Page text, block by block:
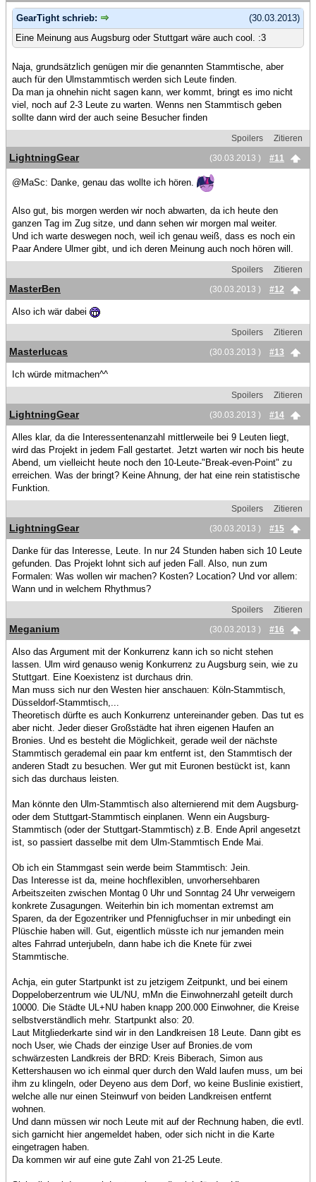
(30.03.2013)
GearTight schrieb:
Eine Meinung aus Augsburg oder Stuttgart wäre auch cool. :3
Naja, grundsätzlich genügen mir die genannten Stammtische, aber
auch für den Ulmstammtisch werden sich Leute finden.
Da man ja ohnehin nicht sagen kann, wer kommt, bringt es imo nicht
viel, noch auf 2-3 Leute zu warten. Wenns nen Stammtisch geben
sollte dann wird der auch seine Besucher finden
Spoilers
Zitieren
(30.03.2013 )
#11
LightningGear
@MaSc: Danke, genau das wollte ich hören.
Also gut, bis morgen werden wir noch abwarten, da ich heute den
ganzen Tag im Zug sitze, und dann sehen wir morgen mal weiter.
Und ich warte deswegen noch, weil ich genau weiß, dass es noch ein
Paar Andere Ulmer gibt, und ich deren Meinung auch noch hören will.
Spoilers
Zitieren
(30.03.2013 )
#12
MasterBen
Also ich wär dabei
Spoilers
Zitieren
(30.03.2013 )
#13
Masterlucas
Ich würde mitmachen^^
Spoilers
Zitieren
(30.03.2013 )
#14
LightningGear
Alles klar, da die Interessentenanzahl mittlerweile bei 9 Leuten liegt,
wird das Projekt in jedem Fall gestartet. Jetzt warten wir noch bis heute
Abend, um vielleicht heute noch den 10-Leute-"Break-even-Point" zu
erreichen. Was der bringt? Keine Ahnung, der hat eine rein statistische
Funktion.
Spoilers
Zitieren
(30.03.2013 )
#15
LightningGear
Danke für das Interesse, Leute. In nur 24 Stunden haben sich 10 Leute
gefunden. Das Projekt lohnt sich auf jeden Fall. Also, nun zum
Formalen: Was wollen wir machen? Kosten? Location? Und vor allem:
Wann und in welchem Rhythmus?
Spoilers
Zitieren
(30.03.2013 )
#16
Meganium
Also das Argument mit der Konkurrenz kann ich so nicht stehen
lassen. Ulm wird genauso wenig Konkurrenz zu Augsburg sein, wie zu
Stuttgart. Eine Koexistenz ist durchaus drin.
Man muss sich nur den Westen hier anschauen: Köln-Stammtisch,
Düsseldorf-Stammtisch,...
Theoretisch dürfte es auch Konkurrenz untereinander geben. Das tut es
aber nicht. Jeder dieser Großstädte hat ihren eigenen Haufen an
Bronies. Und es besteht die Möglichkeit, gerade weil der nächste
Stammtisch gerademal ein paar km entfernt ist, den Stammtisch der
anderen Stadt zu besuchen. Wer gut mit Euronen bestückt ist, kann
sich das durchaus leisten.
Man könnte den Ulm-Stammtisch also alternierend mit dem Augsburg-
oder dem Stuttgart-Stammtisch einplanen. Wenn ein Augsburg-
Stammtisch (oder der Stuttgart-Stammtisch) z.B. Ende April angesetzt
ist, so passiert dasselbe mit dem Ulm-Stammtisch Ende Mai.
Ob ich ein Stammgast sein werde beim Stammtisch: Jein.
Das Interesse ist da, meine hochflexiblen, unvorhersehbaren
Arbeitszeiten zwischen Montag 0 Uhr und Sonntag 24 Uhr verweigern
konkrete Zusagungen. Weiterhin bin ich momentan extremst am
Sparen, da der Egozentriker und Pfennigfuchser in mir unbedingt ein
Plüschie haben will. Gut, eigentlich müsste ich nur jemanden mein
altes Fahrrad unterjubeln, dann habe ich die Knete für zwei
Stammtische.
Achja, ein guter Startpunkt ist zu jetzigem Zeitpunkt, und bei einem
Doppeloberzentrum wie UL/NU, mMn die Einwohnerzahl geteilt durch
10000. Die Städte UL+NU haben knapp 200.000 Einwohner, die Kreise
selbstverständlich mehr. Startpunkt also: 20.
Laut Mitgliederkarte sind wir in den Landkreisen 18 Leute. Dann gibt es
noch User, wie Chads der einzige User auf Bronies.de vom
schwärzesten Landkreis der BRD: Kreis Biberach, Simon aus
Kettershausen wo ich einmal quer durch den Wald laufen muss, um bei
ihm zu klingeln, oder Deyeno aus dem Dorf, wo keine Buslinie existiert,
welche alle nur einen Steinwurf von beiden Landkreisen entfernt
wohnen.
Und dann müssen wir noch Leute mit auf der Rechnung haben, die evtl.
sich garnicht hier angemeldet haben, oder sich nicht in die Karte
eingetragen haben.
Da kommen wir auf eine gute Zahl von 21-25 Leute.